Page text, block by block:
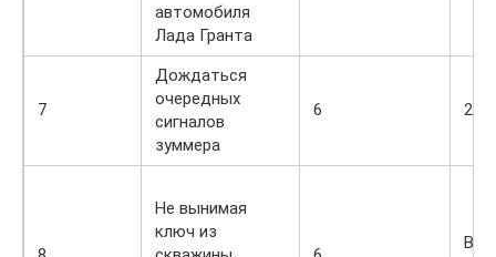
автомобиля
Лада Гранта
7
Дождаться
очередных
сигналов
зуммера
6 2
Не вынимая
ключ из
В 2-